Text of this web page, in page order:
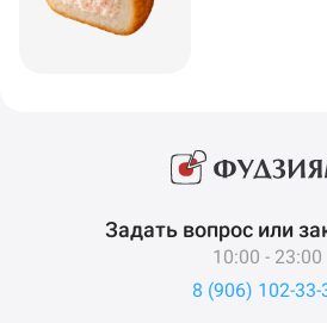
Задать вопрос или
10:00 - 23:00
8 (906) 102-33-